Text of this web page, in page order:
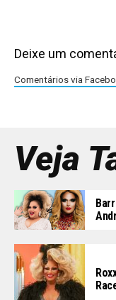
Deixe um
Comentários via
Veja